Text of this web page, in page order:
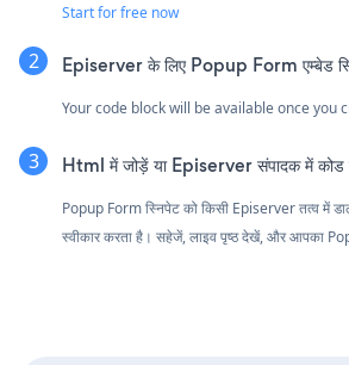
Start for free now
Episerver के लिए Popup Form एम्बेड
Your code block will be available once you
Html में जोड़ें या Episerver संपादक में कोड
Popup Form स्निपेट को किसी Episerver तत्व में
स्वीकार करता है। सहेजें, लाइव पृष्ठ देखें, और आपका